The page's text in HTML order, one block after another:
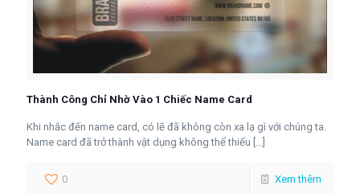
Thành Công Chỉ Nhờ Vào 1 Chiếc Name Card
Khi nhắc đến name card, có lẽ đã không còn xa lạ gì với chúng ta.
Name card đã trở thành vật dụng không thể thiếu
0 Xem thêm